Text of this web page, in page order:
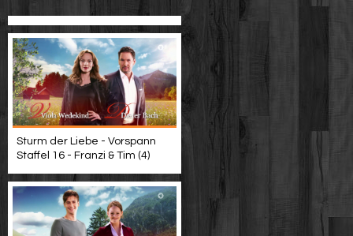
Sturm der Liebe - Vorspann
Staffel 16 - Franzi & Tim (4)